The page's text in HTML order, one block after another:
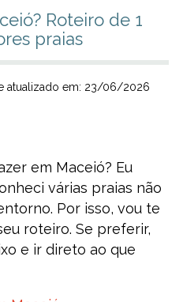
Roteiro de 1
praias
atualizado em: 23/06/2026
em Maceió? Eu
várias praias não
Por isso, vou te
roteiro. Se preferir,
e ir direto ao que